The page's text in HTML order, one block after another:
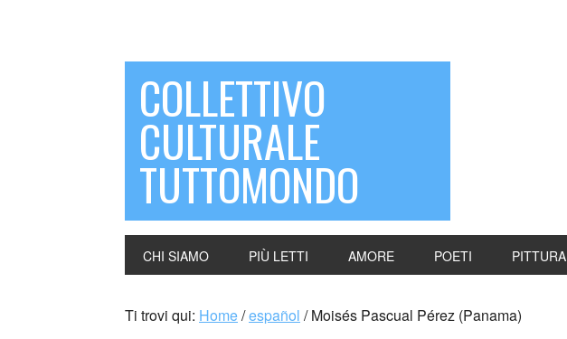
COLLETTIVO
CULTURALE
TUTTOMONDO
CHI SIAMO PIÙ LETTI AMORE POETI PITTURA
Ti trovi qui: Home/español /Moisés Pascual Pérez (Panama)